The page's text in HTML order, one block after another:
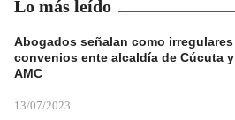
Lo más leído
Abogados señalan como irregulares
convenios ente alcaldía de Cúcuta y
AMC
13/07/2023